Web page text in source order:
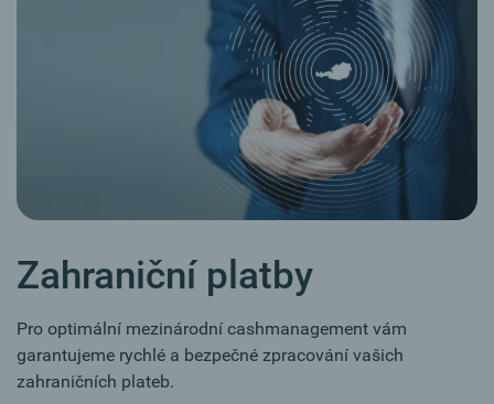
Zahraniční platby
Pro optimální mezinárodní cashmanagement vám
garantujeme rychlé a bezpečné zpracování vašich
zahraničních plateb.